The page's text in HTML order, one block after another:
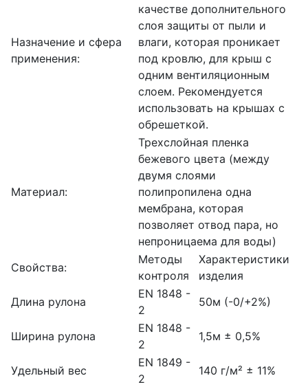
Назначение и сфера
применения:
качестве дополнительного
слоя защиты от пыли и
влаги, которая проникает
под кровлю, для крыш с
одним вентиляционным
слоем. Рекомендуется
использовать на крышах с
обрешеткой.
Материал:
Трехслойная пленка
бежевого цвета (между
двумя слоями
полипропилена одна
мембрана, которая
позволяет отвод пара, но
непроницаема для воды)
Свойства:
Методы
контроля
Характеристики
изделия
Длина рулона
EN 1848 -
2
50м (-0/+2%)
Ширина рулона
EN 1848 -
2
1,5м ± 0,5%
Удельный вес
EN 1849 -
2
140 г/м² ± 11%